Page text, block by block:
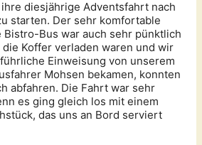
diesjährige Adventsfahrt nach
starten. Der sehr komfortable
Bistro-Bus war auch sehr pünktlich
die Koffer verladen waren und wir
Einweisung von unserem
Mohsen bekamen, konnten
abfahren. Die Fahrt war sehr
es ging gleich los mit einem
das uns an Bord serviert